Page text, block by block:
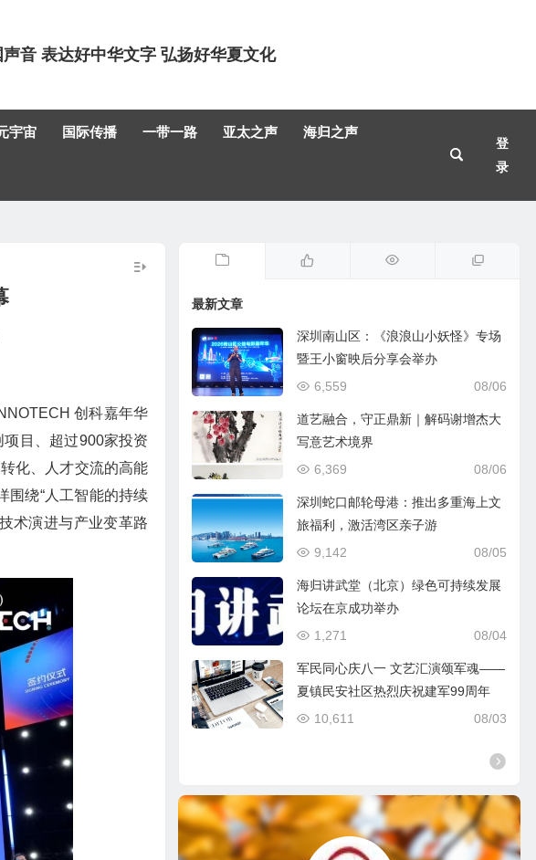
音 表达好中华文字 弘扬好华夏文化
宇宙 国际传播 一带一路 亚太之声 海归之声
登
录
创科嘉年华
目、超过900家投资
化、人才交流的高能
围绕“人工智能的持续
术演进与产业变革路
最新文章
深圳南山区：《浪浪山小妖怪》专场
暨王小窗映后分享会举办
08/06
6,559
道艺融合，守正鼎新｜解码谢增杰大
写意艺术境界
08/06
6,369
深圳蛇口邮轮母港：推出多重海上文
旅福利，激活湾区亲子游
08/05
9,142
海归讲武堂（北京）绿色可持续发展
论坛在京成功举办
08/04
1,271
军民同心庆八一 文艺汇演颂军魂——
夏镇民安社区热烈庆祝建军99周年
08/03
10,611